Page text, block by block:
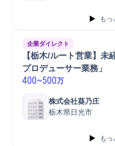
もっ
企業ダイレクト
【栃木/ルート営業】
プロデューサー業務」
400~500万
株式会社葵乃庄
栃木県日光市
もっ